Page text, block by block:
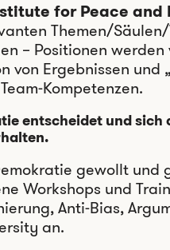
for Peace and
Themen/
– Positionen
Ergebnissen und
Kompetenzen.
entscheidet und
gewollt
Workshops und
Anti-Bias,
an.